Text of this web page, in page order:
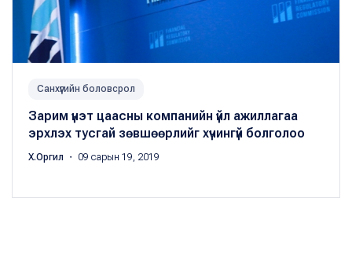
Санхүүгийн боловсрол
Зарим үнэт цаасны компанийн үйл ажиллагаа
эрхлэх тусгай зөвшөөрлийг хүчингүй болголоо
Х.Оргил ・ 09 сарын 19, 2019